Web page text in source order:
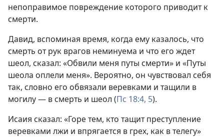
непоправимое повреждение которого приводит к
смерти.
Давид, вспоминая время, когда ему казалось, что
смерть от рук врагов неминуема и что его ждет
шеол, сказал: «Обвили меня путы смерти» и «Путы
шеола оплели меня». Вероятно, он чувствовал себя
так, словно его обвязали веревками и тащили в
могилу — в смерть и шеол (Пс 18:4, 5).
Исаия сказал: «Горе тем, кто тащит преступление
веревками лжи и впрягается в грех, как в телегу»